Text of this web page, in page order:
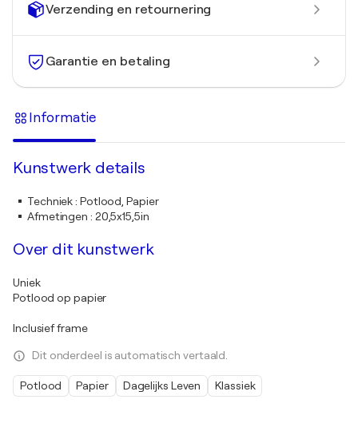
Verzending en retournering
Garantie en betaling
Informatie
Kunstwerk details
Techniek: Potlood, Papier
Afmetingen : 20,5x15,5in
Over dit kunstwerk
Uniek
Potlood op papier
Inclusief frame
Dit onderdeel is automatisch vertaald.
Potlood Papier Dagelijks Leven Klassiek